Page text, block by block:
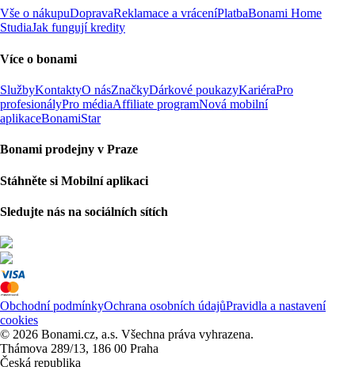
Vše o nákupuDopravaReklamace a vráceníPlatbaBonami Home
StudiaJak fungují kredity
Více o bonami
SlužbyKontaktyO násZnačkyDárkové poukazyKariéraPro
profesionályPro médiaAffiliate programNová mobilní
aplikaceBonamiStar
Bonami prodejny v Praze
Stáhněte si Mobilní aplikaci
Sledujte nás na sociálních sítích
Obchodní podmínkyOchrana osobních údajůPravidla a nastavení
cookies
© 2026 Bonami.cz, a.s. Všechna práva vyhrazena.
Thámova 289/13, 186 00 Praha
Česká republika